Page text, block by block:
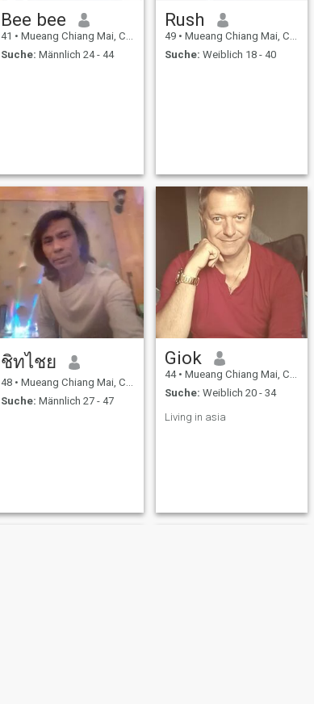
Bee bee
41 • Mueang Chiang Mai, Chiang Mai, Thailand
Suche: Männlich 24 - 44
Rush
49 • Mueang Chiang Mai, Chiang Mai, Thailand
Suche: Weiblich 18 - 40
ชิทไชย
48 • Mueang Chiang Mai, Chiang Mai, Thailand
Suche: Männlich 27 - 47
Giok
44 • Mueang Chiang Mai, Chiang Mai, Thailand
Suche: Weiblich 20 - 34
Living in asia